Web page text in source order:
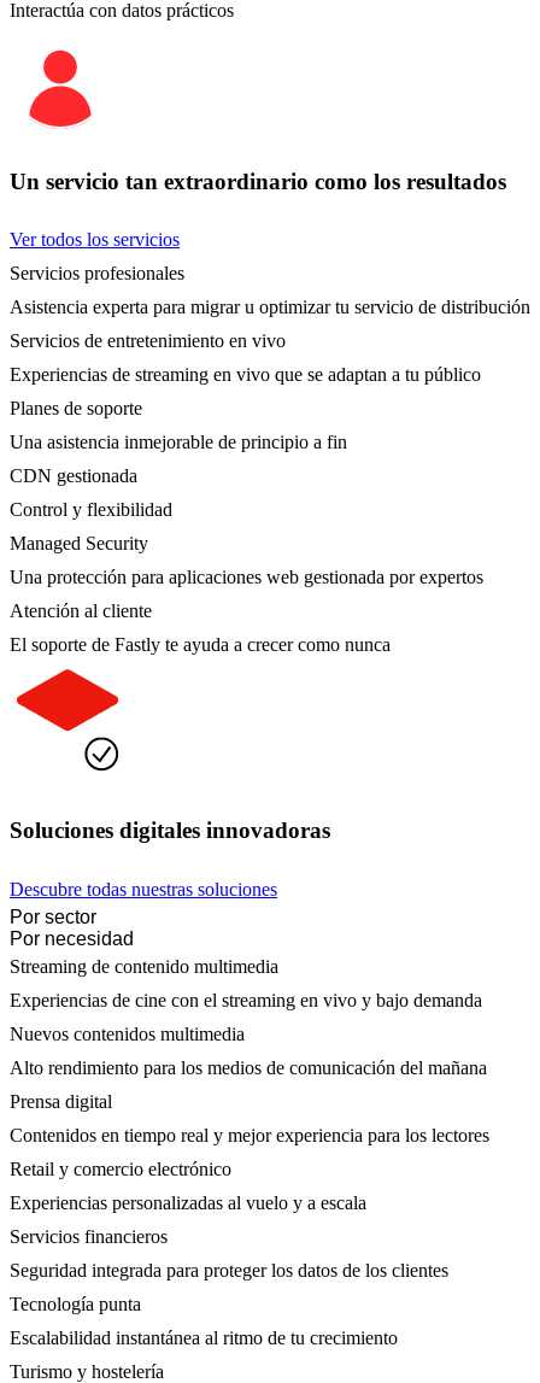
Interactúa con datos prácticos
Un servicio tan extraordinario como los resultados
Ver todos los servicios
Servicios profesionales
Asistencia experta para migrar u optimizar tu servicio de distribución
Servicios de entretenimiento en vivo
Experiencias de streaming en vivo que se adaptan a tu público
Planes de soporte
Una asistencia inmejorable de principio a fin
CDN gestionada
Control y flexibilidad
Managed Security
Una protección para aplicaciones web gestionada por expertos
Atención al cliente
El soporte de Fastly te ayuda a crecer como nunca
Soluciones digitales innovadoras
Descubre todas nuestras soluciones
Por sector
Por necesidad
Streaming de contenido multimedia
Experiencias de cine con el streaming en vivo y bajo demanda
Nuevos contenidos multimedia
Alto rendimiento para los medios de comunicación del mañana
Prensa digital
Contenidos en tiempo real y mejor experiencia para los lectores
Retail y comercio electrónico
Experiencias personalizadas al vuelo y a escala
Servicios financieros
Seguridad integrada para proteger los datos de los clientes
Tecnología punta
Escalabilidad instantánea al ritmo de tu crecimiento
Turismo y hostelería